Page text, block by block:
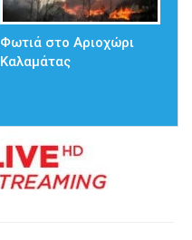
Φωτιά στο Αριοχώρι
Καλαμάτας